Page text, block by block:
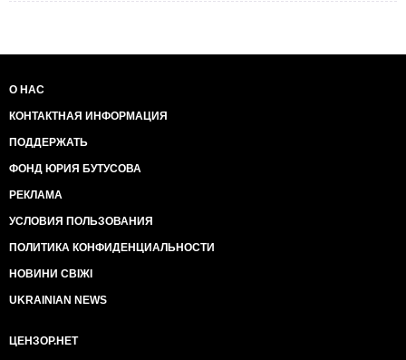
О НАС
КОНТАКТНАЯ ИНФОРМАЦИЯ
ПОДДЕРЖАТЬ
ФОНД ЮРИЯ БУТУСОВА
РЕКЛАМА
УСЛОВИЯ ПОЛЬЗОВАНИЯ
ПОЛИТИКА КОНФИДЕНЦИАЛЬНОСТИ
НОВИНИ СВІЖІ
UKRAINIAN NEWS
ЦЕНЗОР.НЕТ